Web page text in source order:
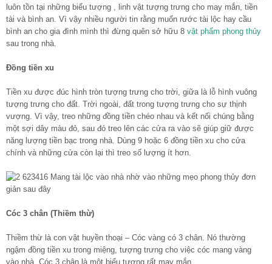
luôn tồn tại những biểu tượng , linh vật tượng trưng cho may mắn, tiền
tài và bình an. Vì vậy nhiều người tin rằng muốn rước tài lộc hay cầu
bình an cho gia đình mình thì đừng quên sở hữu 8 vật phẩm phong thủy
sau trong nhà.
Đồng tiền xu
Tiền xu được đúc hình tròn tượng trưng cho trời, giữa là lỗ hình vuông
tượng trưng cho đất. Trời ngoài, đất trong tượng trưng cho sự thịnh
vượng. Vì vậy, treo những đồng tiền chéo nhau và kết nối chúng bằng
một sợi dây màu đỏ, sau đó treo lên các cửa ra vào sẽ giúp giữ được
năng lượng tiền bạc trong nhà. Dùng 9 hoặc 6 đồng tiền xu cho cửa
chính và những cửa còn lại thì treo số lượng ít hơn.
Cóc 3 chân (Thiềm thừ)
Thiềm thừ là con vật huyền thoại – Cóc vàng có 3 chân. Nó thường
ngậm đồng tiền xu trong miệng, tượng trưng cho việc cóc mang vàng
vào nhà. Cóc 3 chân là một biểu tượng rất may mắn.